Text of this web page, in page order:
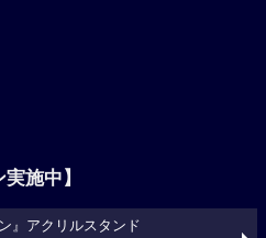
施中】
』アクリルスタンド